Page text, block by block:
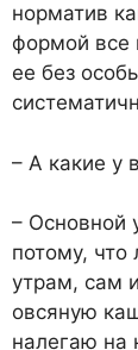
норматив
формой все
ее без
– А какие у
– Основной
потому,
утрам, сам
овсяную
налегаю на